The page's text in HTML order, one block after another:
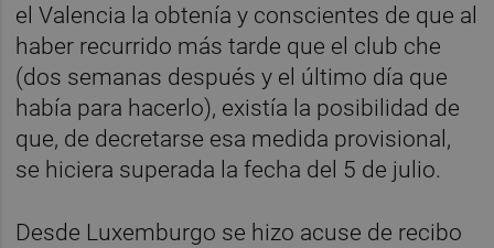
el Valencia la obtenía y conscientes de que al
haber recurrido más tarde que el club che
(dos semanas después y el último día que
había para hacerlo), existía la posibilidad de
que, de decretarse esa medida provisional,
se hiciera superada la fecha del 5 de julio.
Desde Luxemburgo se hizo acuse de recibo